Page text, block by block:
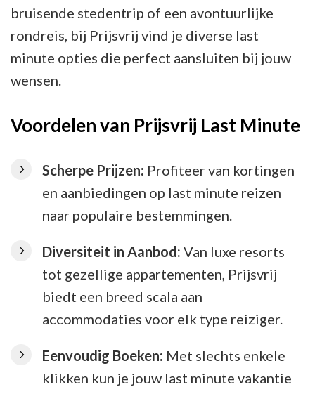
bruisende stedentrip of een avontuurlijke
rondreis, bij Prijsvrij vind je diverse last
minute opties die perfect aansluiten bij jouw
wensen.
Voordelen van Prijsvrij Last Minute
Scherpe Prijzen: Profiteer van kortingen
en aanbiedingen op last minute reizen
naar populaire bestemmingen.
Diversiteit in Aanbod: Van luxe resorts
tot gezellige appartementen, Prijsvrij
biedt een breed scala aan
accommodaties voor elk type reiziger.
Eenvoudig Boeken: Met slechts enkele
klikken kun je jouw last minute vakantie